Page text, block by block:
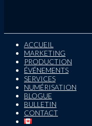
ACCUEIL
MARKETING
PRODUCTION
ÉVÉNEMENTS
SERVICES
NUMÉRISATION
BLOGUE
BULLETIN
CONTACT